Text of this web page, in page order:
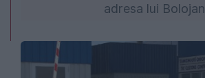
adresa lui Bolojan